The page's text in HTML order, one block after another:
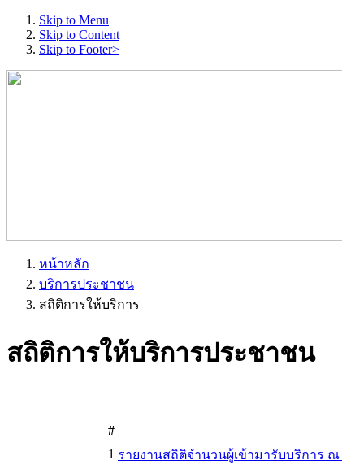
Skip to Menu
Skip to Content
Skip to Footer>
หน้าหลัก
บริการประชาชน
สถิติการให้บริการ
สถิติการให้บริการประชาชน
#
1 รายงานสถิติจำนวนผู้เข้ามารับบริการ